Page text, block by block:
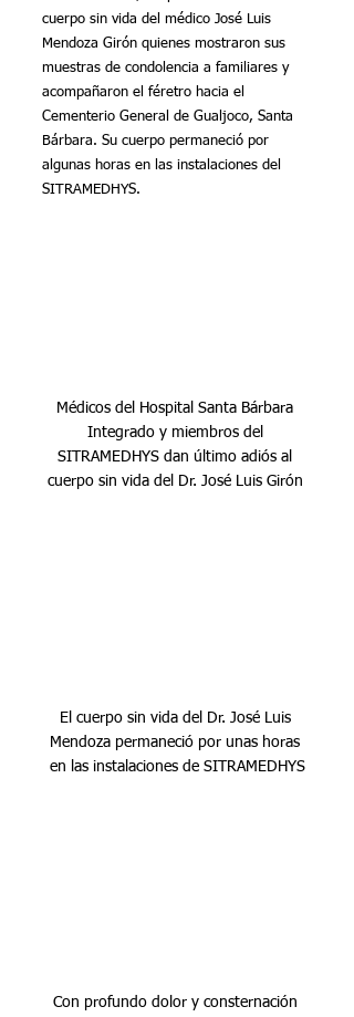
cuerpo sin vida del médico José Luis
Mendoza Girón quienes mostraron sus
muestras de condolencia a familiares y
acompañaron el féretro hacia el
Cementerio General de Gualjoco, Santa
Bárbara. Su cuerpo permaneció por
algunas horas en las instalaciones del
SITRAMEDHYS.
Médicos del Hospital Santa Bárbara
Integrado y miembros del
SITRAMEDHYS dan último adiós al
cuerpo sin vida del Dr. José Luis Girón
El cuerpo sin vida del Dr. José Luis
Mendoza permaneció por unas horas
en las instalaciones de SITRAMEDHYS
Con profundo dolor y consternación